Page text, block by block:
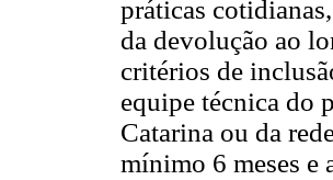
práticas
da devolução ao
critérios de
equipe técnica do
Catarina ou da
mínimo 6 meses e